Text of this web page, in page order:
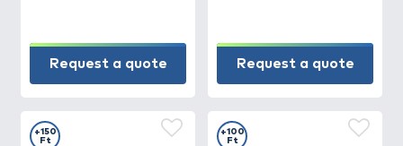
Request a quote Request a quote
+150
Ft
+100
Ft